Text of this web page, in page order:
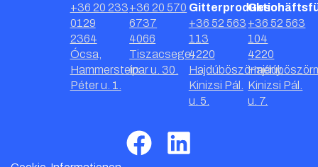
+36 20 233
0129
2364
Ócsa,
Hammerstein
Péter u. 1.
+36 20 570
6737
4066
Tiszacsege,
Ipar u. 30.
Gitterproduktion
+36 52 563
113
4220
Hajdúböszörmény,
Kinizsi Pál.
u. 5.
+36 52 563
104
4220
Kinizsi Pál.
u. 7.